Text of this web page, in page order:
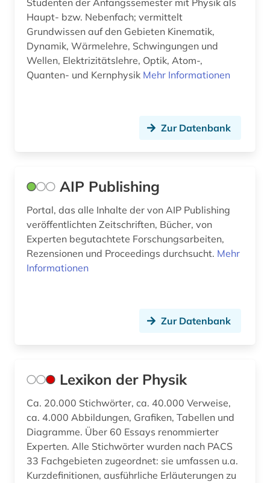
ökologie (1)
Studenten der Anfangssemester mit Physik als
Haupt- bzw. Nebenfach; vermittelt
Grundwissen auf den Gebieten Kinematik,
Dynamik, Wärmelehre, Schwingungen und
Wellen, Elektrizitätslehre, Optik, Atom-,
Quanten- und Kernphysik Mehr Informationen
Zur Datenbank
AIP Publishing
Portal, das alle Inhalte der von AIP Publishing
veröffentlichten Zeitschriften, Bücher, von
Experten begutachtete Forschungsarbeiten,
Rezensionen und Proceedings durchsucht. Mehr
Informationen
Zur Datenbank
Lexikon der Physik
Ca. 20.000 Stichwörter, ca. 40.000 Verweise,
ca. 4.000 Abbildungen, Grafiken, Tabellen und
Diagramme. Über 60 Essays renommierter
Experten. Alle Stichwörter wurden nach PACS
33 Fachgebieten zugeordnet: sie umfassen u.a.
Kurzdefinitionen, ausführliche Erläuterungen zu